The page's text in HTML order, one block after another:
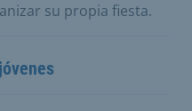
su propia fiesta.